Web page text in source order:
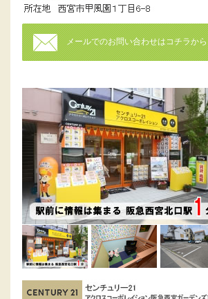
メールでのお問い合わせはコチラから